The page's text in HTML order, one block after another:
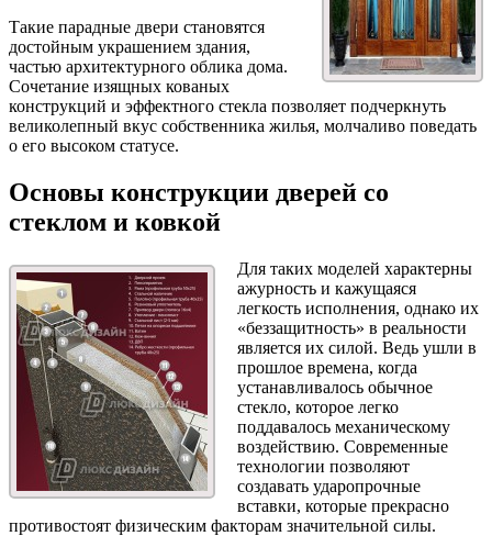
Такие парадные двери становятся
достойным украшением здания,
частью архитектурного облика дома.
Сочетание изящных кованых
конструкций и эффектного стекла позволяет подчеркнуть
великолепный вкус собственника жилья, молчаливо поведать
о его высоком статусе.
Основы конструкции дверей со
стеклом и ковкой
Для таких моделей характерны
ажурность и кажущаяся
легкость исполнения, однако их
«беззащитность» в реальности
является их силой. Ведь ушли в
прошлое времена, когда
устанавливалось обычное
стекло, которое легко
поддавалось механическому
воздействию. Современные
технологии позволяют
создавать ударопрочные
вставки, которые прекрасно
противостоят физическим факторам значительной силы.